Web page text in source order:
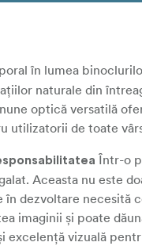
în lumea
naturale din
optică versatilă
utilizatorii de toate
Într-o
Aceasta nu este
dezvoltare necesită
imaginii și poate
excelență vizuală